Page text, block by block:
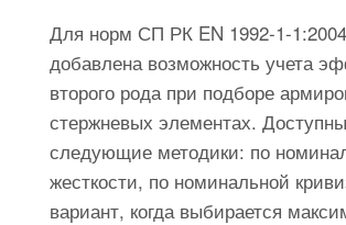
Для норм СП РК EN 1992-1-
добавлена возможность учета
второго рода при подборе
стержневых элементах. Доступны
следующие методики: по
жесткости, по номинальной
вариант, когда выбирается